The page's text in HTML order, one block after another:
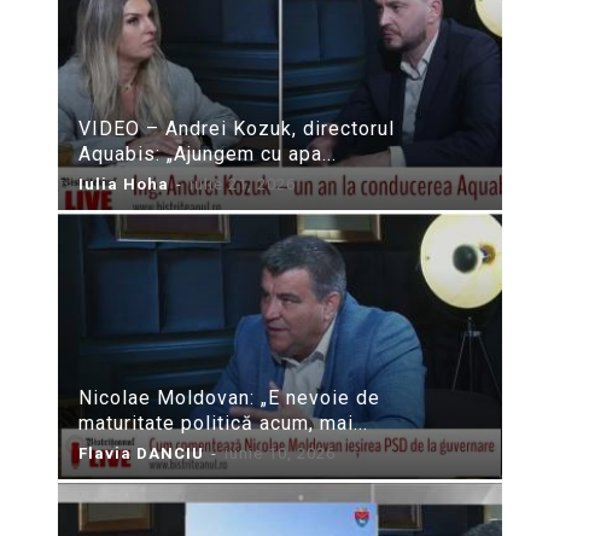
VIDEO – Andrei Kozuk, directorul
Aquabis: „Ajungem cu apa...
Iulia Hoha - iulie 21, 2026
Nicolae Moldovan: „E nevoie de
maturitate politică acum, mai...
Flavia DANCIU - iunie 10, 2026